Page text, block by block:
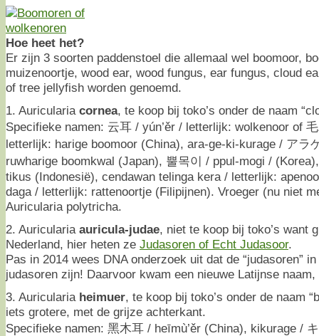
Hoe heet het?
Er zijn 3 soorten paddenstoel die allemaal wel boomoor,
muizenoortje, wood ear, wood fungus, ear fungus, cloud
of tree jellyfish worden genoemd.
1. Auricularia cornea, te koop bij toko’s onder de naam
Specifieke namen: 云耳 / yún’ěr / letterlijk: wolkenoor of
letterlijk: harige boomoor (China), ara-ge-ki-kurage / アラ
ruwharige boomkwal (Japan), 뿔목이 / ppul-mogi /
tikus (Indonesië), cendawan telinga kera / letterlijk:
daga / letterlijk: rattenoortje (Filipijnen). Vroeger (nu niet
Auricularia polytricha.
2. Auricularia auricula-judae, niet te koop bij toko’s want
Nederland, hier heten ze Judasoren of Echt Judasoor.
Pas in 2014 wees DNA onderzoek uit dat de “judasoren”
judasoren zijn! Daarvoor kwam een nieuwe Latijnse
3. Auricularia heimuer, te koop bij toko’s onder de naam
iets grotere, met de grijze achterkant.
Specifieke namen: 黑木耳 / heīmù’ěr (China), kikurage /